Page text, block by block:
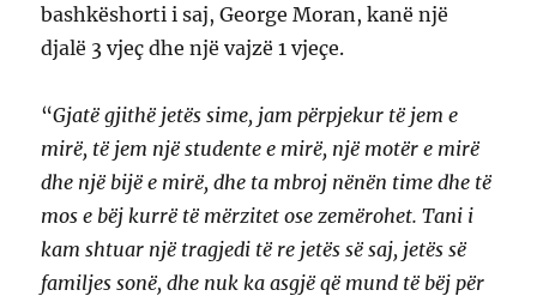
bashkëshorti i saj, George Moran, kanë një
djalë 3 vjeç dhe një vajzë 1 vjeçe.
“Gjatë gjithë jetës sime, jam përpjekur të jem e
mirë, të jem një studente e mirë, një motër e mirë
dhe një bijë e mirë, dhe ta mbroj nënën time dhe të
mos e bëj kurrë të mërzitet ose zemërohet. Tani i
kam shtuar një tragjedi të re jetës së saj, jetës së
familjes sonë, dhe nuk ka asgjë që mund të bëj për